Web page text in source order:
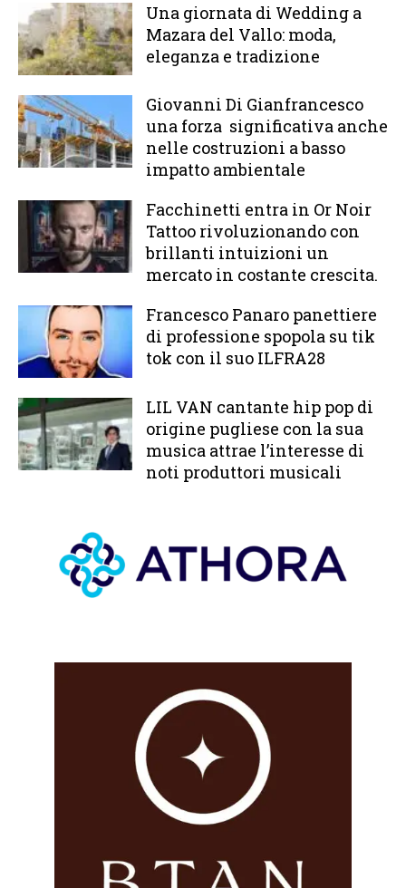
Una giornata di Wedding a
Mazara del Vallo: moda,
eleganza e tradizione
Giovanni Di Gianfrancesco
una forza significativa anche
nelle costruzioni a basso
impatto ambientale
Facchinetti entra in Or Noir
Tattoo rivoluzionando con
brillanti intuizioni un
mercato in costante crescita.
Francesco Panaro panettiere
di professione spopola su tik
tok con il suo ILFRA28
LIL VAN cantante hip pop di
origine pugliese con la sua
musica attrae l’interesse di
noti produttori musicali